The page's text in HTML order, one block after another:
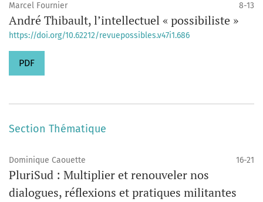
Marcel Fournier 8-13
André Thibault, l’intellectuel « possibiliste »
https://doi.org/10.62212/revuepossibles.v47i1.686
PDF
Section Thématique
Dominique Caouette 16-21
PluriSud : Multiplier et renouveler nos
dialogues, réflexions et pratiques militantes